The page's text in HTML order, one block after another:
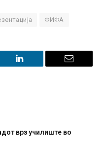
ФИФА
LinkedIn Email
повеќе им веруваат